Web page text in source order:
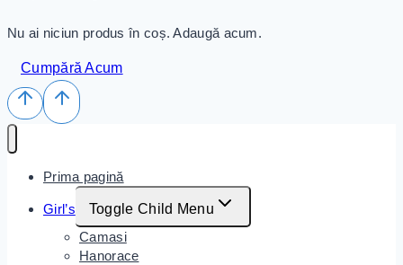
Nu ai niciun produs în coș. Adaugă acum.
Cumpără Acum
Prima pagină
Girl’s
Toggle Child Menu
Camasi
Hanorace